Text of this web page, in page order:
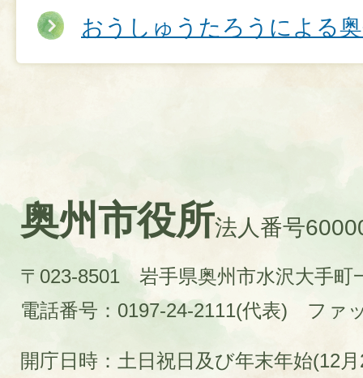
おうしゅうたろうによる
奥州市役所法人番号
〒023-8501 岩手県奥州市水沢大手町
電話番号：0197-24-2111(代表)
ファ
開庁日時：土日祝日及び年末年始(12